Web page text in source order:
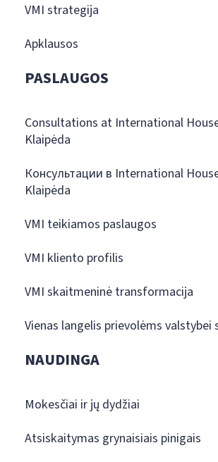
VMI strategija
Apklausos
PASLAUGOS
Consultations at International
Klaipėda
Консультации в International
Klaipėda
VMI teikiamos paslaugos
VMI kliento profilis
VMI skaitmeninė transformacija
Vienas langelis prievolėms valstybei
NAUDINGA
Mokesčiai ir jų dydžiai
Atsiskaitymas grynaisiais pinigais